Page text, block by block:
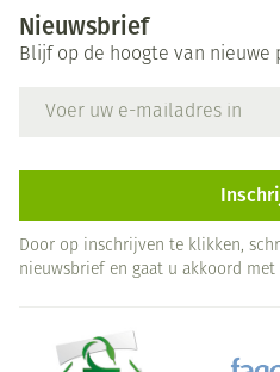
Nieuwsbrief
Blijf op de hoogte van
Door op inschrijven te klikken,
nieuwsbrief en gaat u akkoord met